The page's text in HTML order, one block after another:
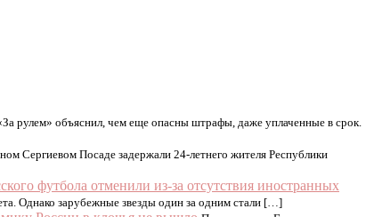
рулем» объяснил, чем еще опасны штрафы, даже уплаченные в срок.
Сергиевом Посаде задержали 24-летнего жителя Республики
футбола отменили из-за отсутствия иностранных
Однако зарубежные звезды один за одним стали […]